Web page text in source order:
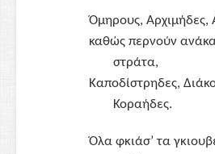
Όμηρους, Αρχιμήδες,
καθώς περνούν
στράτα,
Καποδίστρηδες,
Κοραήδες.
Όλα φκιάσ’ τα